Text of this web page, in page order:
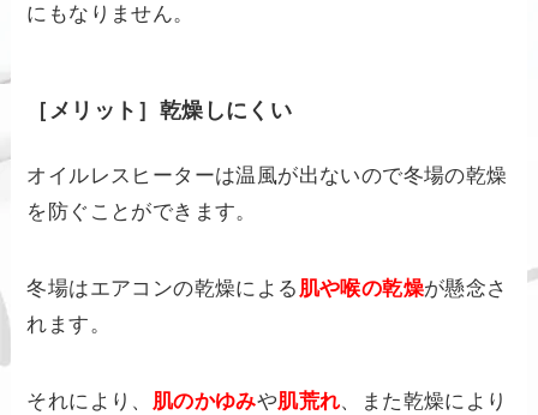
にもなりません。
［メリット］乾燥しにくい
オイルレスヒーターは温風が出ないので冬場の乾燥
を防ぐことができます。
冬場はエアコンの乾燥による 肌や喉の乾燥が懸念さ
れます。
それにより、 肌のかゆみや肌荒れ、また乾燥により